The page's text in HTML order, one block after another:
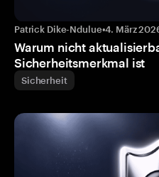
Patrick Dike-Ndulue•4. März
Warum nicht
Sicherheitsmerkmal ist
Sicherheit